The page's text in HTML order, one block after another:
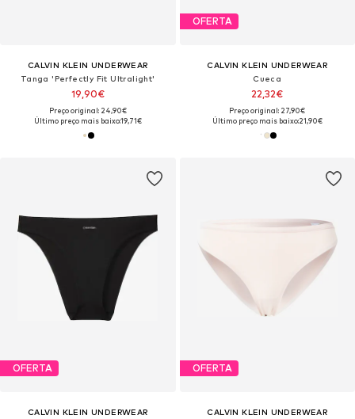
CALVIN KLEIN UNDERWEAR
Tanga 'Perfectly Fit Ultralight'
19,90€
Preço original: 24,90€
Último preço mais baixo:19,71€
OFERTA
CALVIN KLEIN UNDERWEAR
Cueca
22,32€
Preço original: 27,90€
Último preço mais baixo:21,90€
OFERTA
CALVIN KLEIN UNDERWEAR
OFERTA
CALVIN KLEIN UNDERWEAR